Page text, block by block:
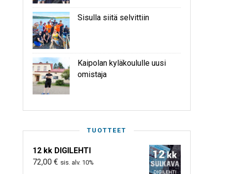
Sisulla siitä selvittiin
Kaipolan kyläkoululle uusi
omistaja
TUOTTEET
12 kk DIGILEHTI
72,00 € sis. alv. 10%